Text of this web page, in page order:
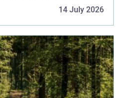
af dækskifte og give
14 July 2026